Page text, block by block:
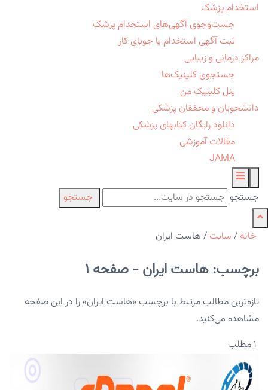
استخدام پزشک
جست‌وجوی آگهی‌های استخدام پزشک
ثبت آگهی استخدام یا جویای کار
مراکز درمانی و زیبایی
جستجوی کلینیک‌ها
پنل کلینیک من
دانشجویان و محققان پزشکی
دانلود رایگان کتابهای پزشکی
مقالات آموزشی
JAMA
جستجو جستجو
خانه / سایت /هاست ایران
برچسب: هاست ایران - صفحه 1
تازه‌ترین مطالب مرتبط با برچسب «هاست ایران» را در این صفحه
مشاهده می‌کنید.
۱ مطلب